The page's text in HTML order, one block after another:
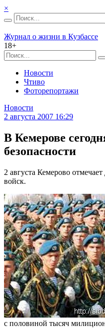
×
Журнал о жизни в Кузбассе
18+
Новости
Чтиво
Фоторепортажи
Новости
2 августа 2007 16:29
В Кемерове
безопасности
2 августа Кемерово
войск.
с половиной тысяч